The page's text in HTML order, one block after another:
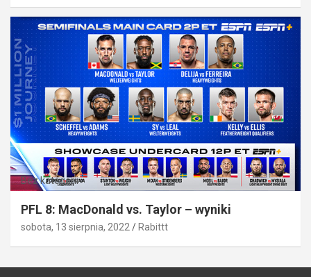
Bez kategorii
PFL 8: MacDonald vs. Taylor – wyniki
sobota, 13 sierpnia, 2022 Rabittt